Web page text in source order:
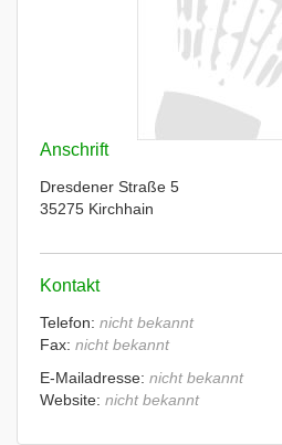
Anschrift
Dresdener Straße 5
35275 Kirchhain
Kontakt
Telefon: nicht bekannt
Fax: nicht bekannt
E-Mailadresse: nicht bekannt
Website: nicht bekannt